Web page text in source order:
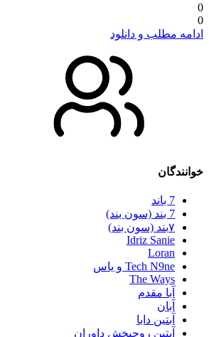
0
0
ادامه مطلب و دانلود
خوانندگان
7 باند
7 بند (سون بند)
۷بند (سون بند)
Idriz Sanie
Loran
Tech N9ne و یاس
The Ways
آبا مقدم
آبان
آبتین دابا
آبتین روحبخش داوران